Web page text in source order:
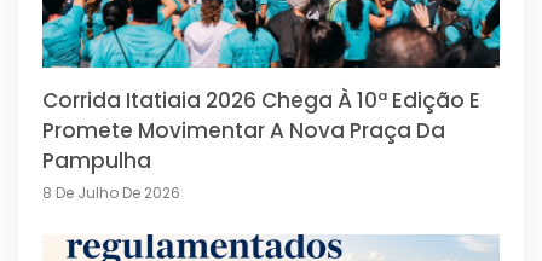
Corrida Itatiaia 2026 Chega À 10ª Edição E
Promete Movimentar A Nova Praça Da
Pampulha
8 De Julho De 2026